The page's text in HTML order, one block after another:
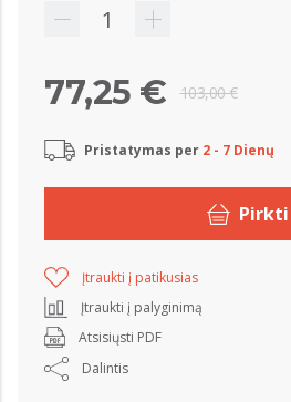
103,00 €
77,25 €
Pristatymas per 2 - 7 Dienų
Pirkti
Įtraukti į patikusias
Įtraukti į palyginimą
Atsisiųsti PDF
Dalintis